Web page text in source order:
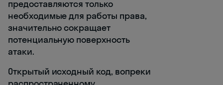
предоставляются только
необходимые для работы права,
значительно сокращает
потенциальную поверхность
атаки.
Открытый исходный код, вопреки